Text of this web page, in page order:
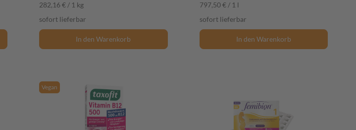
282,16 € / 1 kg
sofort lieferbar
In den Warenkorb
797,50 € / 1 l
sofort lieferbar
In den Warenkorb
Vegan